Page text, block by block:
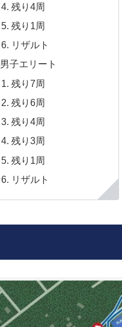
残り4周
残り1周
リザルト
男子エリート
残り7周
残り6周
残り4周
残り3周
残り1周
リザルト